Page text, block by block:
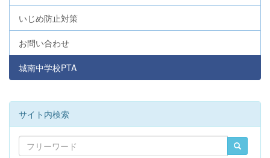
いじめ防止対策
お問い合わせ
城南中学校PTA
サイト内検索